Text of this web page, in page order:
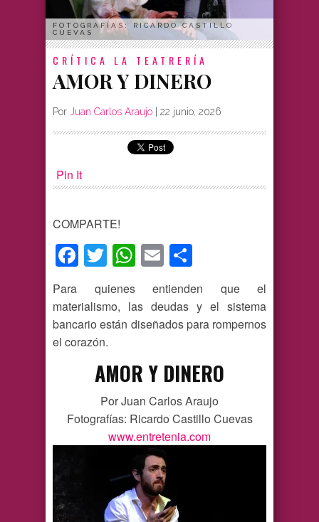
FOTOGRAFÍAS: RICARDO CASTILLO
CUEVAS
CRÍTICA LA TEATRERÍA
AMOR Y DINERO
Por Juan Carlos Araujo | 22 junio, 2026
Pin It
COMPARTE!
Facebook
TwitterWhatsApp
Email
Para quienes entienden que el
materialismo, las deudas y el sistema
bancario están diseñados para rompernos
el corazón.
AMOR Y DINERO
Por Juan Carlos Araujo
Fotografías: Ricardo Castillo Cuevas
www.entretenia.com